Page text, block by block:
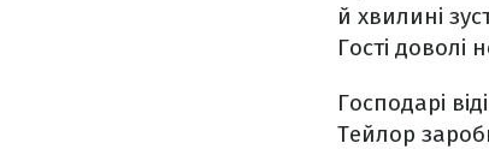
й хвилині
Гості доволі
Господарі
Тейлор